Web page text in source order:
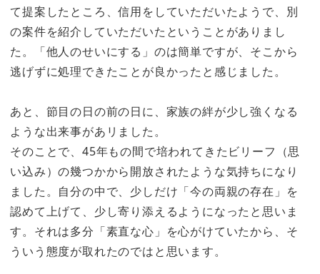
て提案したところ、信用をしていただいたようで、別
の案件を紹介していただいたということがありまし
た。
「他人のせいにする」のは簡単ですが、そこから
逃げずに処理できたことが良かったと感じました。
あと、節目の日の前の日に、家族の絆が少し強くなる
ような出来事があリました。
そのことで、 45年もの間で培われてきたビリーフ（思
い込み）の幾つかから開放されたような気持ちになり
ました。 自分の中で、少しだけ「今の両親の存在」を
認めて上げて、少し寄り添えるようになったと思いま
す。それは多分「素直な心」を心がけていたから、そ
ういう態度が取れたのではと思います。